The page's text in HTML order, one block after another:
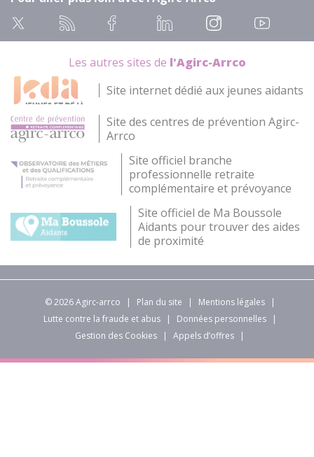
Les autres sites de l'Agirc-Arrco
Site internet dédié aux jeunes aidants
Site des centres de prévention Agirc-
Arrco
Site officiel branche
professionnelle retraite
complémentaire et prévoyance
Site officiel de Ma Boussole
Aidants pour trouver des aides
de proximité
© 2026 Agirc-arrco | Plan du site | Mentions légales
|
Lutte contre la fraude et abus
| Données personnelles
|
Gestion des Cookies
| Appels d’offres |